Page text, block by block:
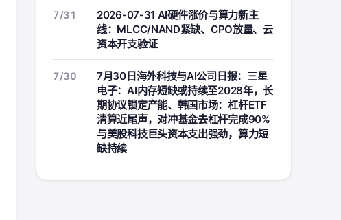
7/31
2026-07-31 AI硬件涨价与算力新主
线：MLCC/NAND紧缺、CPO放量、云
资本开支验证
7/30
7月30日海外科技与AI公司日报：三星
电子：AI内存短缺或持续至2028年，长
期协议锁定产能、韩国市场：杠杆ETF
清算近尾声，对冲基金去杠杆完成90%
与美股科技巨头资本支出强劲，算力短
缺持续